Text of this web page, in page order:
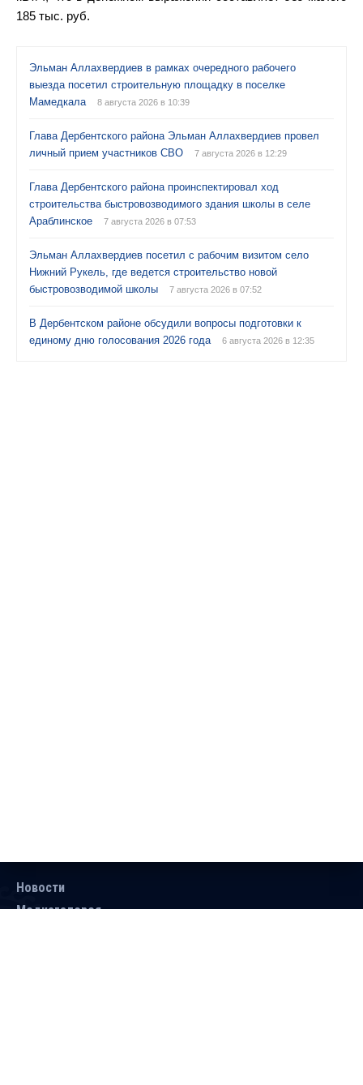
185 тыс. руб.
Эльман Аллахвердиев в рамках очередного рабочего
выезда посетил строительную площадку в поселке
Мамедкала
8 августа 2026 в 10:39
Глава Дербентского района Эльман Аллахвердиев провел
личный прием участников СВО
7 августа 2026 в 12:29
Глава Дербентского района проинспектировал ход
строительства быстровозводимого здания школы в селе
Араблинское
7 августа 2026 в 07:53
Эльман Аллахвердиев посетил с рабочим визитом село
Нижний Рукель, где ведется строительство новой
быстровозводимой школы
7 августа 2026 в 07:52
В Дербентском районе обсудили вопросы подготовки к
единому дню голосования 2026 года
6 августа 2026 в 12:35
Новости
Медиагалерея